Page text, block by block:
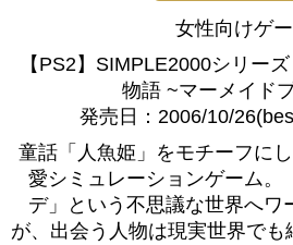
女性向けゲ
【PS2】SIMPLE2000シリー
物語 ~マーメイド
発売日：2006/10/
童話「人魚姫」をモチーフに
愛シミュレーションゲーム。
デ」という不思議な世界へワ
が、出会う人物は現実世界でも